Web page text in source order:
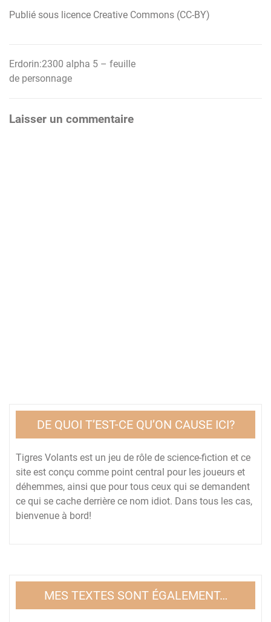
Publié sous licence Creative Commons (CC-BY)
Navigation
de
l’article
Erdorin:2300 alpha 5 – feuille
de personnage
Laisser un commentaire
DE QUOI T’EST-CE QU’ON CAUSE ICI?
Tigres Volants est un jeu de rôle de science-fiction et ce
site est conçu comme point central pour les joueurs et
déhemmes, ainsi que pour tous ceux qui se demandent
ce qui se cache derrière ce nom idiot. Dans tous les cas,
bienvenue à bord!
MES TEXTES SONT ÉGALEMENT…